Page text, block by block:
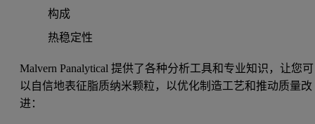
构成
热稳定性
Malvern Panalytical 提供了各种分析工具和专业知识，让您可
以自信地表征脂质纳米颗粒，以优化制造工艺和推动质量改
进：